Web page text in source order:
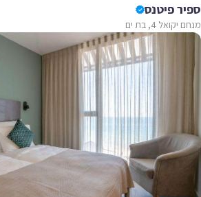
ספיר פיטנס
מנחם יקואל 4, בת ים